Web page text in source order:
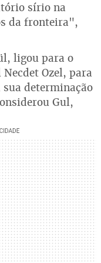
sírio na
da fronteira",
ligou para o
Ozel, para
determinação
Gul,